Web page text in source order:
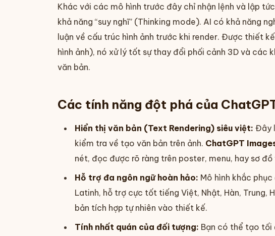
Khác với các mô hình trước đây chỉ nhận lệnh và lập
khả năng “suy nghĩ” (Thinking mode). AI có khả năng
luận về cấu trúc hình ảnh trước khi render. Được thiết
hình ảnh), nó xử lý tốt sự thay đổi phối cảnh 3D và các
văn bản.
Các tính năng đột phá của
Hiển thị văn bản (Text Rendering) siêu việt: Đây
kiểm tra về tạo văn bản trên ảnh. ChatGPT
nét, đọc được rõ ràng trên poster, menu, hay sơ
Hỗ trợ đa ngôn ngữ hoàn hảo: Mô hình khắc
Latinh, hỗ trợ cực tốt tiếng Việt, Nhật, Hàn, Trung,
bản tích hợp tự nhiên vào thiết kế.
Tính nhất quán của đối tượng: Bạn có thể tạo tối